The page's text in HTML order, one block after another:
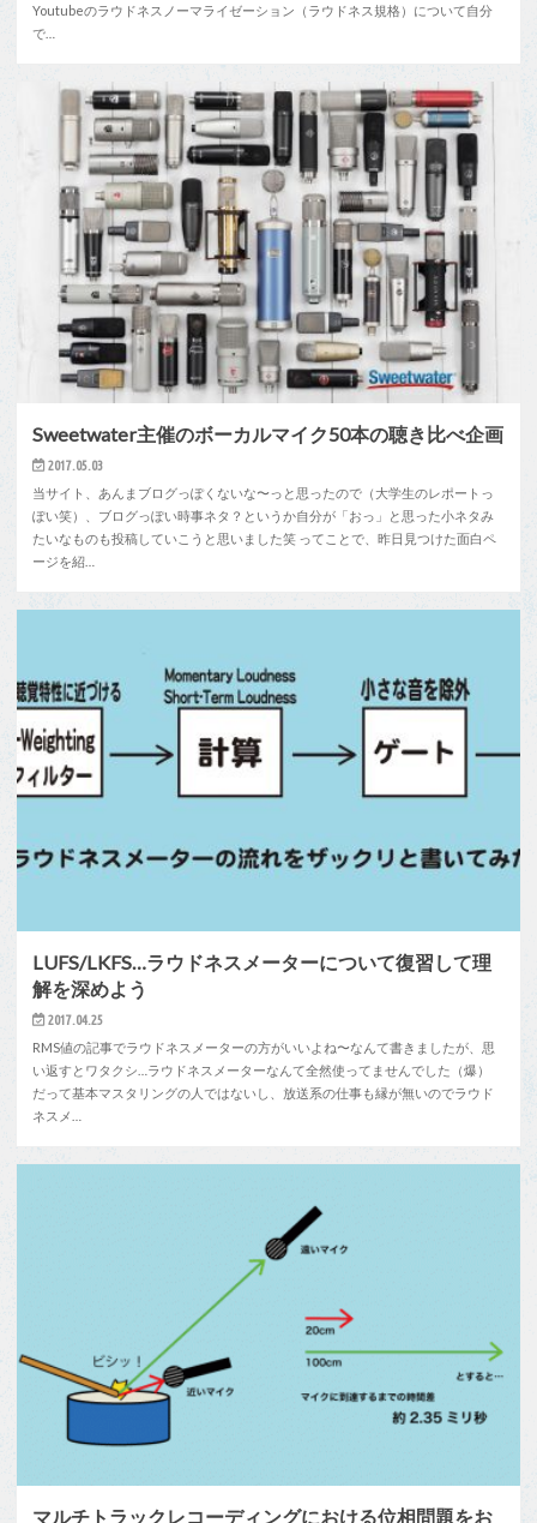
Youtubeのラウドネスノーマライゼーション（ラウドネス規格）について自分
で…
Sweetwater主催のボーカルマイク50本の聴き比べ企画
2017.05.03
当サイト、あんまブログっぽくないな〜っと思ったので（大学生のレポートっ
ぽい笑）、ブログっぽい時事ネタ？というか自分が「おっ」と思った小ネタみ
たいなものも投稿していこうと思いました笑 ってことで、昨日見つけた面白ペ
ージを紹…
LUFS/LKFS…ラウドネスメーターについて復習して理
解を深めよう
2017.04.25
RMS値の記事でラウドネスメーターの方がいいよね〜なんて書きましたが、思
い返すとワタクシ…ラウドネスメーターなんて全然使ってませんでした（爆）
だって基本マスタリングの人ではないし、放送系の仕事も縁が無いのでラウド
ネスメ…
マルチトラックレコーディングにおける位相問題をお